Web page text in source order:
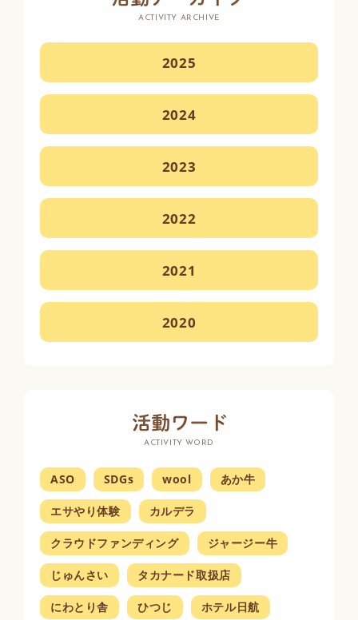
ACTIVITY ARCHIVE
2025
2024
2023
2022
2021
2020
ACTIVITY WORD
ASO SDGs wool あか牛
エサやり体験 カルデラ
クラウドファンディング ジャージー牛
じゅんさい タカナード取扱店
にわとり舎 ひつじ ホテル日航